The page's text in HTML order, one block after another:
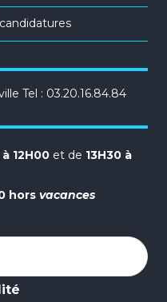
Tel : 03.20.16.84.84
12H00 et de 13H30 à
hors vacances